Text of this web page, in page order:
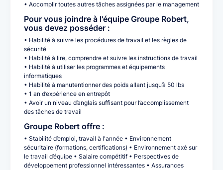
• Accomplir toutes autres tâches assignées par le management
Pour vous joindre à l'équipe Groupe Robert,
vous devez posséder :
• Habilité à suivre les procédures de travail et les règles de
sécurité
• Habilité à lire, comprendre et suivre les instructions de travail
• Habilité à utiliser les programmes et équipements
informatiques
• Habilité à manutentionner des poids allant jusqu’à 50 lbs
• 1 an d’expérience en entrepôt
• Avoir un niveau d’anglais suffisant pour l’accomplissement
des tâches de travail
Groupe Robert offre :
• Stabilité d’emploi, travail à l'année • Environnement
sécuritaire (formations, certifications) • Environnement axé sur
le travail d’équipe • Salaire compétitif • Perspectives de
développement professionnel intéressantes • Assurances